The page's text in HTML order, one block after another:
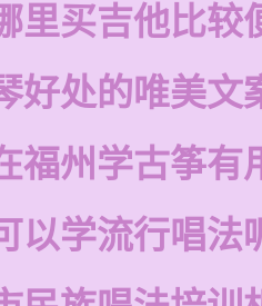
里买吉他比较
好处的唯美文
福州学古筝有
以学流行唱法